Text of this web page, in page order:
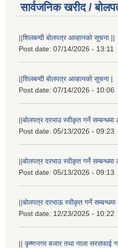
सार्वजनिक खरीद /
||शिलबन्दी बोलपत्र आव्हानको सूचना ||
Post date: 07/14/2026 - 13:11
||शिलबन्दी बोलपत्र आव्हानको सूचना |
Post date: 07/14/2026 - 10:06
||बोलपत्र दरभाउ स्वीकृत गर्ने
Post date: 05/13/2026 - 09:23
||बोलपत्र दरभाउ स्वीकृत गर्ने
Post date: 05/13/2026 - 09:13
||बोलपत्र दरभाऊ स्वीकृत गर्ने
Post date: 12/23/2025 - 10:22
|| कृष्णनगर बजार तथा नाला सरसफाई